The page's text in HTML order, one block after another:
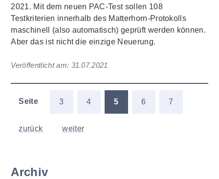
2021. Mit dem neuen PAC-Test sollen 108
Testkriterien innerhalb des Matterhorn-Protokolls
maschinell (also automatisch) geprüft werden können.
Aber das ist nicht die einzige Neuerung.
Veröffentlicht am: 31.07.2021
Seite 3 4 5 6 7
zurück weiter
Archiv